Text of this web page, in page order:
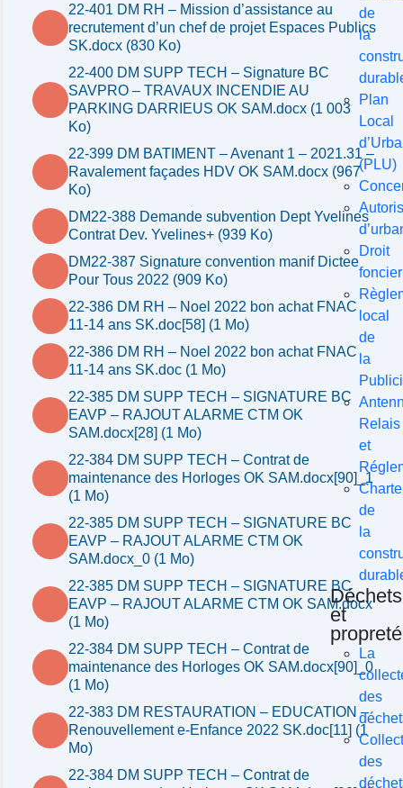
de
la
Plan
Local
(PLU)
Droit
foncier
local
de
la
Relais
et
Charte
de
la
Déchets
et
propreté
La
des
des
22-401 DM RH – Mission d’assistance au
recrutement d’un chef de projet Espaces Publics
SK.docx (830 Ko)
22-400 DM SUPP TECH – Signature BC
SAVPRO – TRAVAUX INCENDIE AU
PARKING DARRIEUS OK SAM.docx (1 003
Ko)
22-399 DM BATIMENT – Avenant 1 – 2021.31 –
Ravalement façades HDV OK SAM.docx (967
Ko)
DM22-388 Demande subvention Dept Yvelines
Contrat Dev. Yvelines+ (939 Ko)
DM22-387 Signature convention manif Dictee
Pour Tous 2022 (909 Ko)
22-386 DM RH – Noel 2022 bon achat FNAC
11-14 ans SK.doc[58] (1 Mo)
22-386 DM RH – Noel 2022 bon achat FNAC
11-14 ans SK.doc (1 Mo)
22-385 DM SUPP TECH – SIGNATURE BC
EAVP – RAJOUT ALARME CTM OK
SAM.docx[28] (1 Mo)
22-384 DM SUPP TECH – Contrat de
maintenance des Horloges OK SAM.docx[90]_1
(1 Mo)
22-385 DM SUPP TECH – SIGNATURE BC
EAVP – RAJOUT ALARME CTM OK
SAM.docx_0 (1 Mo)
22-385 DM SUPP TECH – SIGNATURE BC
EAVP – RAJOUT ALARME CTM OK SAM.docx
(1 Mo)
22-384 DM SUPP TECH – Contrat de
maintenance des Horloges OK SAM.docx[90]_0
(1 Mo)
22-383 DM RESTAURATION – EDUCATION –
Renouvellement e-Enfance 2022 SK.doc[11] (1
Mo)
22-384 DM SUPP TECH – Contrat de